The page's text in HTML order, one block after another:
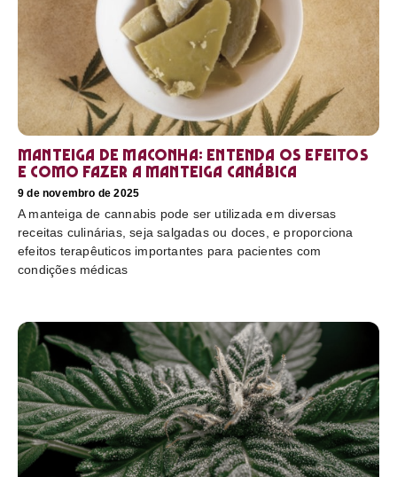
Manteiga de maconha: entenda os efeitos
e como fazer a manteiga canábica
9 de novembro de 2025
A manteiga de cannabis pode ser utilizada em diversas
receitas culinárias, seja salgadas ou doces, e proporciona
efeitos terapêuticos importantes para pacientes com
condições médicas